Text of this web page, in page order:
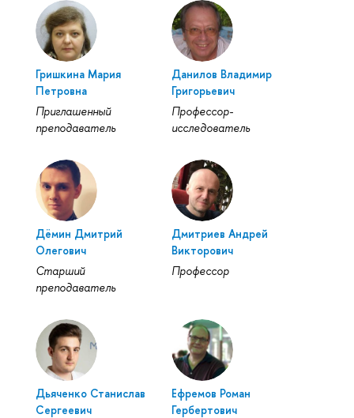
Гришкина Мария
Петровна
Приглашенный
преподаватель
Данилов Владимир
Григорьевич
Профессор-
исследователь
Дёмин Дмитрий
Олегович
Старший
преподаватель
Дмитриев Андрей
Викторович
Профессор
Дьяченко Станислав
Сергеевич
Ефремов Роман
Гербертович